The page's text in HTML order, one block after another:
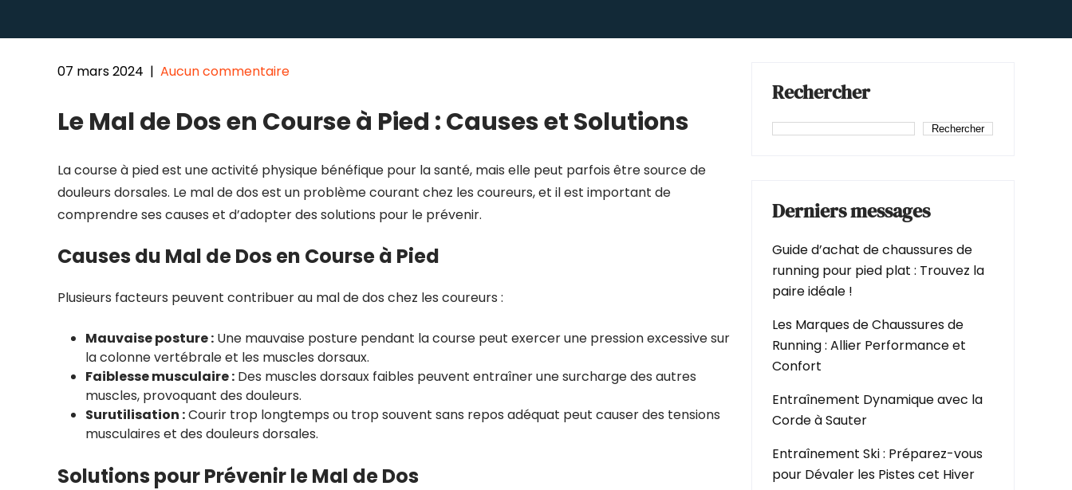
07 mars 2024 | Aucun commentaire
Le Mal de Dos en Course à Pied : Causes et Solutions
La course à pied est une activité physique bénéfique pour la santé, mais elle peut parfois être source de
douleurs dorsales. Le mal de dos est un problème courant chez les coureurs, et il est important de
comprendre ses causes et d’adopter des solutions pour le prévenir.
Causes du Mal de Dos en Course à Pied
Plusieurs facteurs peuvent contribuer au mal de dos chez les coureurs :
Mauvaise posture : Une mauvaise posture pendant la course peut exercer une pression excessive sur
la colonne vertébrale et les muscles dorsaux.
Faiblesse musculaire : Des muscles dorsaux faibles peuvent entraîner une surcharge des autres
muscles, provoquant des douleurs.
Surutilisation :Courir trop longtemps ou trop souvent sans repos adéquat peut causer des tensions
musculaires et des douleurs dorsales.
Solutions pour Prévenir le Mal de Dos
Rechercher
Rechercher
Derniers messages
Guide d’achat de chaussures de
running pour pied plat : Trouvez la
paire idéale !
Les Marques de Chaussures de
Running : Allier Performance et
Confort
Entraînement Dynamique avec la
Corde à Sauter
Entraînement Ski : Préparez-vous
pour Dévaler les Pistes cet Hiver